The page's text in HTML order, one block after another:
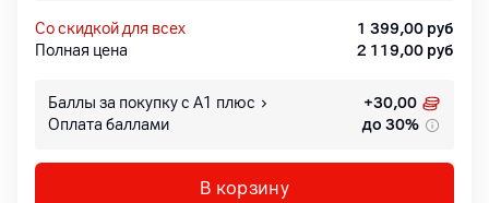
со скидкой для всех 1 399,00 руб
Полная цена
2 119,00 руб
Баллы за покупку с А1 плюс +30,00
Оплата баллами
до 30%
В корзину